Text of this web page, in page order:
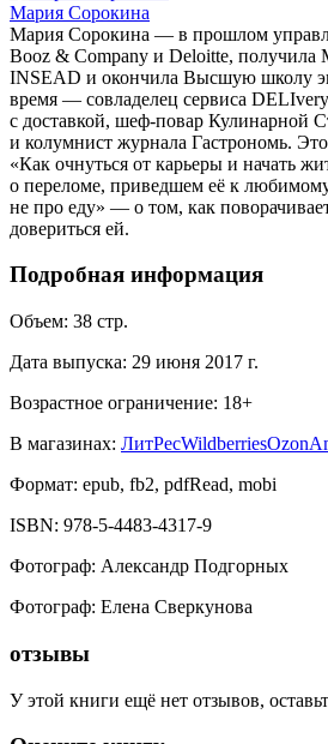
Мария Сорокина
Мария Сорокина — в прошлом
Booz & Company и Deloitte, получила
INSEAD и окончила Высшую школу
время — совладелец сервиса
с доставкой, шеф-повар Кулинарной
и колумнист журнала Гастрономь. Это
«Как очнуться от карьеры и начать
о переломе, приведшем её к
не про еду» — о том, как
довериться ей.
Подробная информация
Объем: 38 стр.
Дата выпуска: 29 июня 2017 г.
Возрастное ограничение: 18+
В магазинах: ЛитРесWildberriesOzon
Формат: epub, fb2, pdfRead, mobi
ISBN: 978-5-4483-4317-9
Фотограф: Александр Подгорных
Фотограф: Елена Сверкунова
отзывы
У этой книги ещё нет отзывов,